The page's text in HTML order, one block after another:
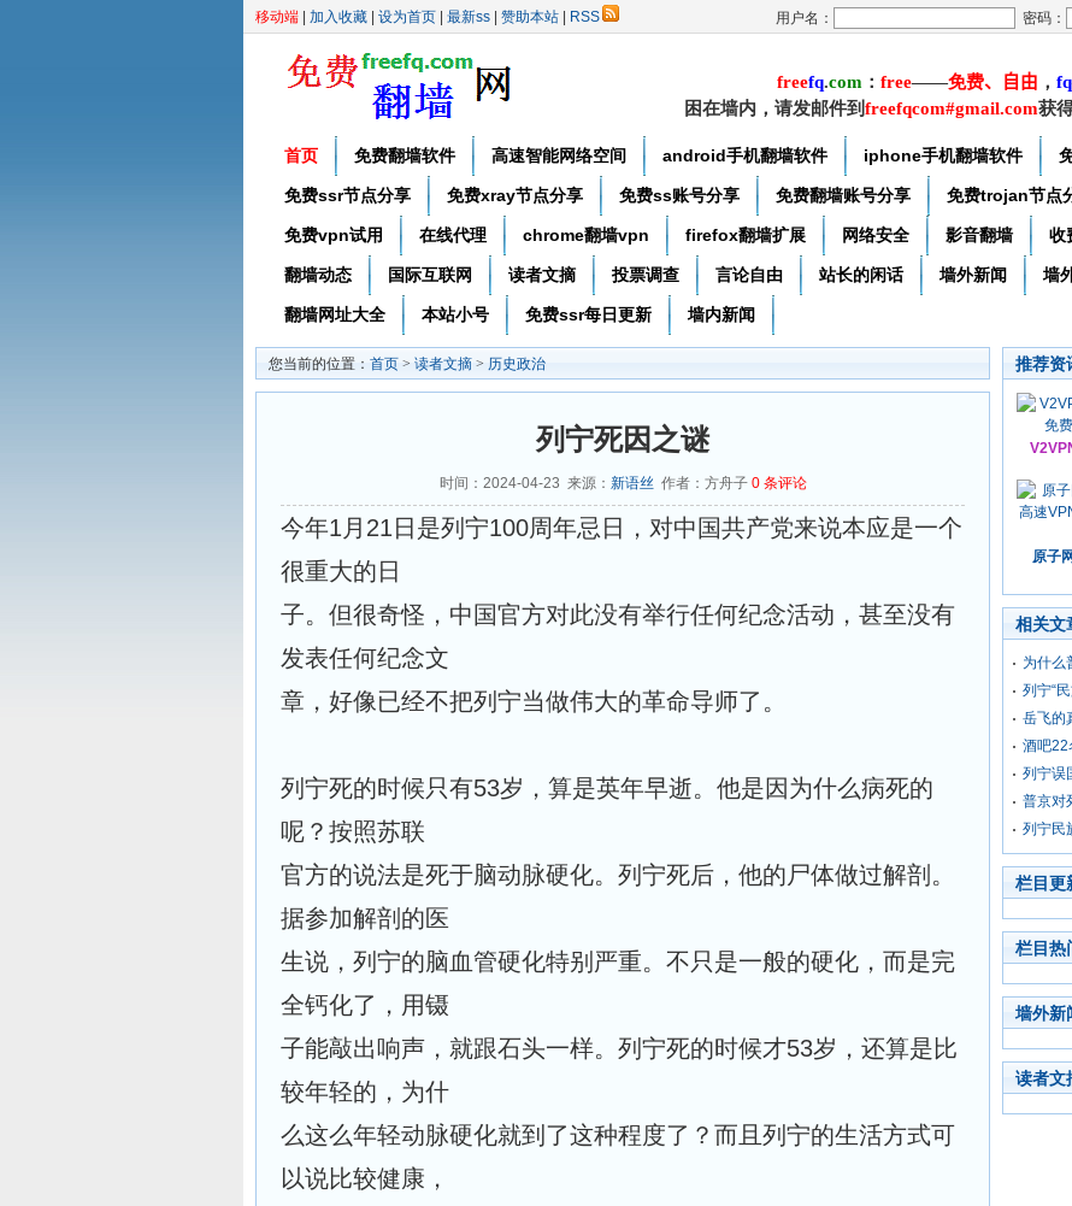
移动端 加入收藏 设为首页 最新ss 赞助本站 RSS 用户名： 密码：
freefq.com ： free——免费、自由 ， fq
困在墙内，请发邮件到freefqcom#gmail.com获
首页 免费翻墙软件 高速智能网络空间 android手机翻墙软件 iphone手机翻墙软件
免费ssr节点分享 免费xray节点分享 免费ss账号分享 免费翻墙账号分享 免费trojan节点
免费vpn试用 在线代理 chrome翻墙vpn firefox翻墙扩展 网络安全 影音翻墙 收
翻墙动态 国际互联网 读者文摘 投票调查 言论自由 站长的闲话 墙外新闻 墙
翻墙网址大全 本站小号 免费ssr每日更新 墙内新闻
您当前的位置： 首页 > 读者文摘 > 历史政治
列宁死因之谜
时间：2024-04-23 来源： 新语丝 作者：方舟子 0 条评论
今年1月21日是列宁100周年忌日，对中国共产党来说本应是一个
很重大的日
子。但很奇怪，中国官方对此没有举行任何纪念活动，甚至没有
发表任何纪念文
章，好像已经不把列宁当做伟大的革命导师了。
列宁死的时候只有53岁，算是英年早逝。他是因为什么病死的
呢？按照苏联
官方的说法是死于脑动脉硬化。列宁死后，他的尸体做过解剖。
据参加解剖的医
生说，列宁的脑血管硬化特别严重。不只是一般的硬化，而是完
全钙化了，用镊
子能敲出响声，就跟石头一样。列宁死的时候才53岁，还算是比
较年轻的，为什
么这么年轻动脉硬化就到了这种程度了？而且列宁的生活方式可
以说比较健康，
推荐资
原子
相关文
为什么
列宁“
岳飞的
酒吧22
列宁误
普京对
列宁民
栏目更
栏目热
墙外新
读者文